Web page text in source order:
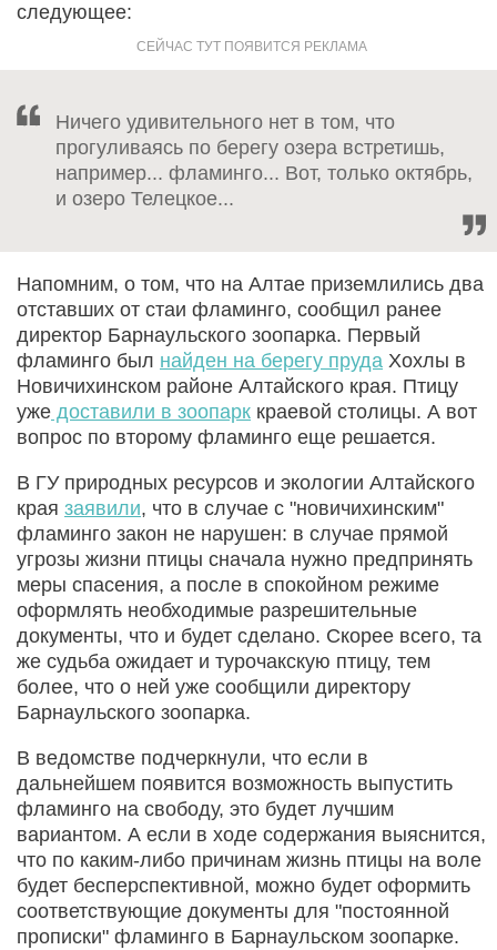
следующее:
Ничего удивительного нет в том, что
прогуливаясь по берегу озера встретишь,
например... фламинго... Вот, только октябрь,
и озеро Телецкое...
Напомним, о том, что на Алтае приземлились два
отставших от стаи фламинго, сообщил ранее
директор Барнаульского зоопарка. Первый
фламинго был найден на берегу пруда Хохлы в
Новичихинском районе Алтайского края. Птицу
уже доставили в зоопарк краевой столицы. А вот
вопрос по второму фламинго еще решается.
В ГУ природных ресурсов и экологии Алтайского
края заявили, что в случае с "новичихинским"
фламинго закон не нарушен: в случае прямой
угрозы жизни птицы сначала нужно предпринять
меры спасения, а после в спокойном режиме
оформлять необходимые разрешительные
документы, что и будет сделано. Скорее всего, та
же судьба ожидает и турочакскую птицу, тем
более, что о ней уже сообщили директору
Барнаульского зоопарка.
В ведомстве подчеркнули, что если в
дальнейшем появится возможность выпустить
фламинго на свободу, это будет лучшим
вариантом. А если в ходе содержания выяснится,
что по каким-либо причинам жизнь птицы на воле
будет бесперспективной, можно будет оформить
соответствующие документы для "постоянной
прописки" фламинго в Барнаульском зоопарке.